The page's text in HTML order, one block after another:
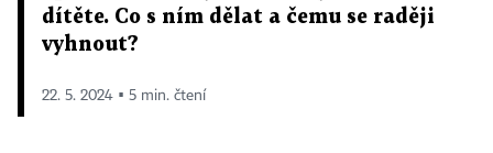
dítěte. Co s ním dělat a čemu se raději
vyhnout?
22. 5. 2024 ▪ 5 min. čtení